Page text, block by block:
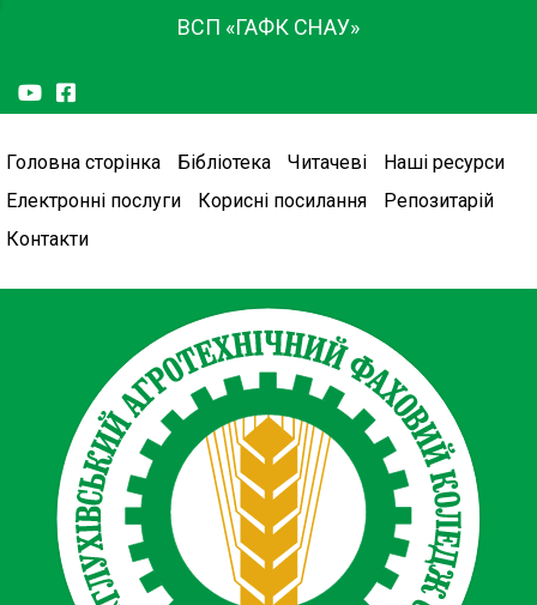
ВСП «ГАФК СНАУ»
Головна сторінка Бібліотека Читачеві
Наші ресурси
Електронні послуги
Корисні посилання
Репозитарій
Контакти